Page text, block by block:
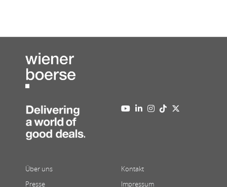
Über uns
Presse
Kontakt
Impressum